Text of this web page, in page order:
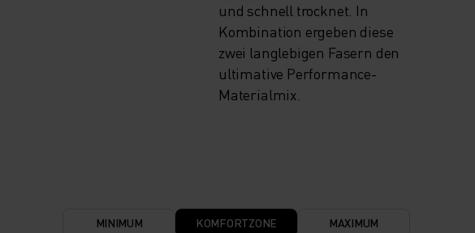
und schnell trocknet. In
Kombination ergeben diese
zwei langlebigen Fasern den
ultimative Performance-
Materialmix.
MINIMUM KOMFORTZONE MAXIMUM